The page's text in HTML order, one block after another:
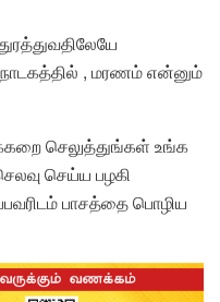
, மரணம் என்னும்
செலுத்துங்கள் உங்க
செய்ய பழகி
பாசத்தை பொழிய